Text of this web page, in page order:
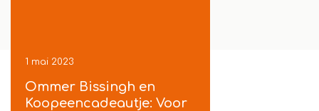
1 mai 2023
Ommer Bissingh en
Koopeencadeautje: Voor